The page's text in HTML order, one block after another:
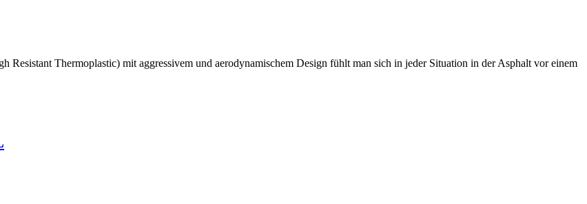
Thermoplastic) mit aggressivem und aerodynamischem Design fühlt man sich in jeder Situation in der Asphalt vor einem